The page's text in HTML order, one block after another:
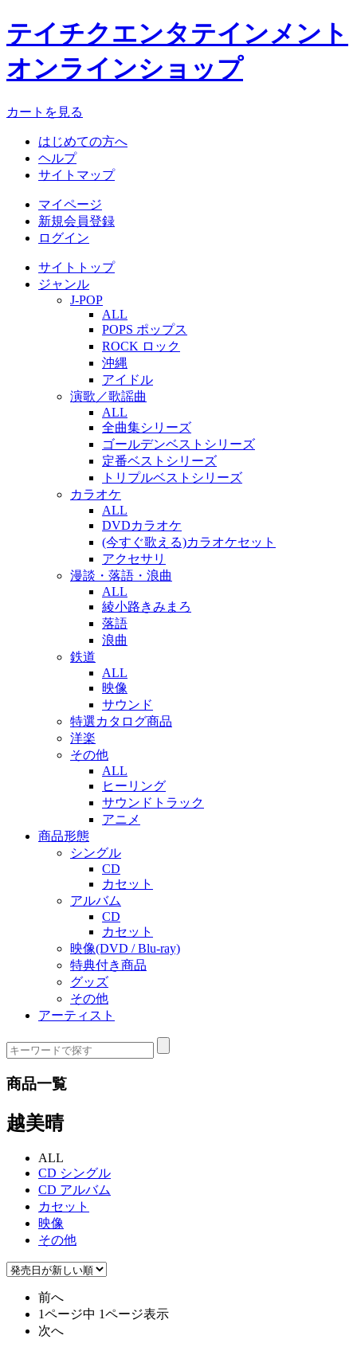
テイチクエンタテインメント
オンラインショップ
カートを見る
はじめての方へ
ヘルプ
サイトマップ
マイページ
新規会員登録
ログイン
サイトトップ
ジャンル
J-POP
ALL
POPS ポップス
ROCK ロック
沖縄
アイドル
演歌／歌謡曲
ALL
全曲集シリーズ
ゴールデンベストシリーズ
定番ベストシリーズ
トリプルベストシリーズ
カラオケ
ALL
DVDカラオケ
(今すぐ歌える)カラオケセット
アクセサリ
漫談・落語・浪曲
ALL
綾小路きみまろ
落語
浪曲
鉄道
ALL
映像
サウンド
特選カタログ商品
洋楽
その他
ALL
ヒーリング
サウンドトラック
アニメ
商品形態
シングル
CD
カセット
アルバム
CD
カセット
映像(DVD / Blu-ray)
特典付き商品
グッズ
その他
アーティスト
商品一覧
越美晴
ALL
CD シングル
CD アルバム
カセット
映像
その他
前へ
1ページ中 1ページ表示
次へ